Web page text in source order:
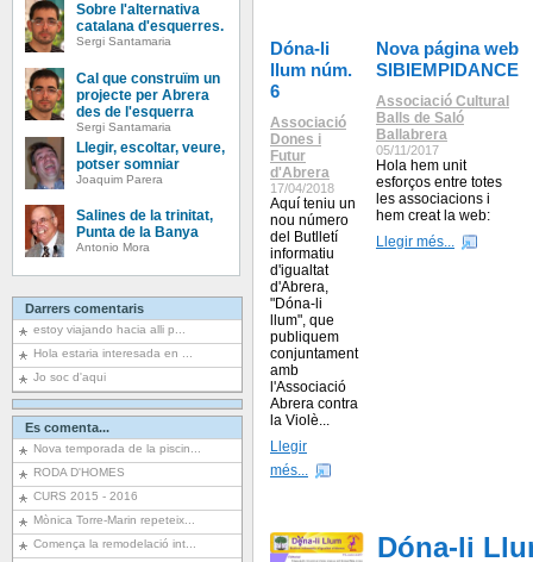
Sobre l'alternativa
catalana d'esquerres.
Sergi Santamaria
Cal que construïm un
projecte per Abrera
des de l'esquerra
Sergi Santamaria
Llegir, escoltar, veure,
potser somniar
Joaquim Parera
Salines de la trinitat,
Punta de la Banya
Antonio Mora
Darrers comentaris
estoy viajando hacia alli p...
Hola estaria interesada en ...
Jo soc d'aqui
Es comenta...
Nova temporada de la piscin...
RODA D'HOMES
CURS 2015 - 2016
Mònica Torre-Marin repeteix...
Comença la remodelació int...
Dóna-li
llum núm.
6
Associació
Dones i
Futur
d'Abrera
17/04/2018
Aquí teniu un
nou número
del Butlletí
informatiu
d'igualtat
d'Abrera,
"Dóna-li
llum", que
publiquem
conjuntament
amb
l'Associació
Abrera contra
la Violè...
Llegir
més...
Nova página web
SIBIEMPIDANCE
Associació Cultural
Balls de Saló
Ballabrera
05/11/2017
Hola hem unit
esforços entre totes
les associacions i
hem creat la web:
Llegir més...
Dóna-li